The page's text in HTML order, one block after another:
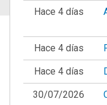
Hace 4 días
Hace 4 días
Hace 4 días
30/07/2026